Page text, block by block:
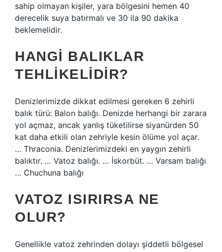
sahip olmayan kişiler, yara bölgesini hemen 40
derecelik suya batırmalı ve 30 ila 90 dakika
beklemelidir.
HANGI BALIKLAR
TEHLIKELIDIR?
Denizlerimizde dikkat edilmesi gereken 6 zehirli
balık türü: Balon balığı. Denizde herhangi bir zarara
yol açmaz, ancak yanlış tüketilirse siyanürden 50
kat daha etkili olan zehriyle kesin ölüme yol açar.
… Thraconia. Denizlerimizdeki en yaygın zehirli
balıktır. … Vatoz balığı. … İskorbüt. … Varsam balığı
… Chuchuna balığı
VATOZ ISIRIRSA NE
OLUR?
Genellikle vatoz zehrinden dolayı şiddetli bölgesel